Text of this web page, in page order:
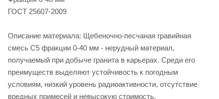
ГОСТ 25607-2009
Описание материала: Щебеночно-песчаная гравийная
смесь С5 фракции 0-40 мм - нерудный материал,
получаемый при добыче гранита в карьерах. Среди его
преимуществ выделяют устойчивость к погодным
условиям, низкий уровень радиоактивности, отсутствие
вредных примесей и невысокую стоимость.